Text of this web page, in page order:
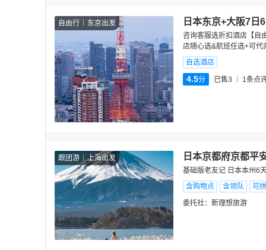
自由行 东京出发 日本东京+大阪7日
咨询客服选折扣酒店【自
店随心选&航班任选+可
自选酒店
4.5分 已售3 1条点
跟团游 上海出发 日本京都府京都平
基础版老友记 日本本州6
含购物点
含领队
可
委托社： 新理想旅游